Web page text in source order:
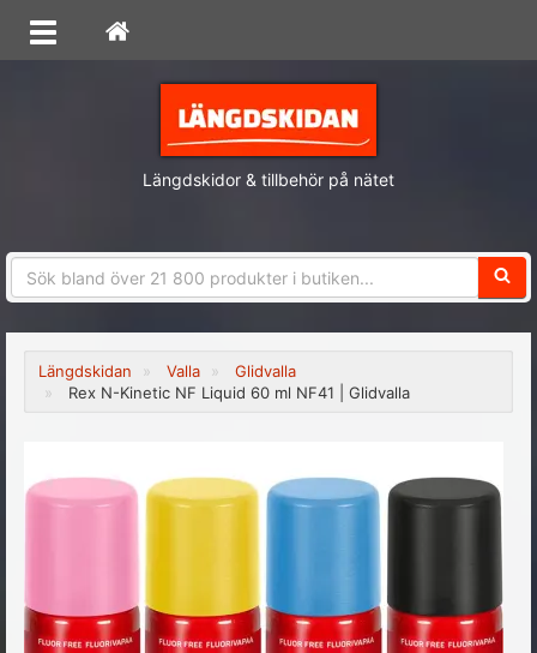
Längdskidor & tillbehör på nätet
Längdskidan Valla
Glidvalla
Rex N-Kinetic NF Liquid 60 ml NF41 | Glidvalla